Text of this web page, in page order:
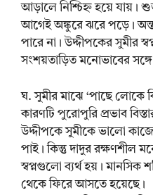
আড়ালে নিশ্চিহ্ন হয়ে যায়।
আগেই অঙ্কুরে ঝরে পড়ে।
পারে না। উদ্দীপকের সুমীর
সংশয়তাড়িত মনোভাবের সঙ্গে
ঘ. সুমীর মাঝে ‘পাছে লোকে
কারণটি পুরোপুরি প্রভাব
উদ্দীপকে সুমীকে ভালো
পাই। কিন্তু দাদুর রক্ষণশীল
স্বপ্নগুলো ব্যর্থ হয়। মানসিক
থেকে ফিরে আসতে হয়েছে।